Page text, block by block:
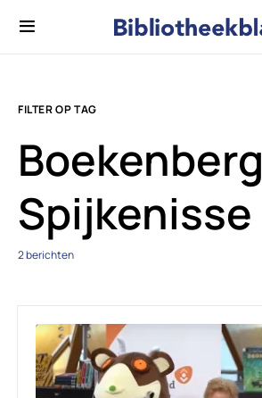
FILTER OP TAG
Boekenberg
Spijkenisse
2 berichten